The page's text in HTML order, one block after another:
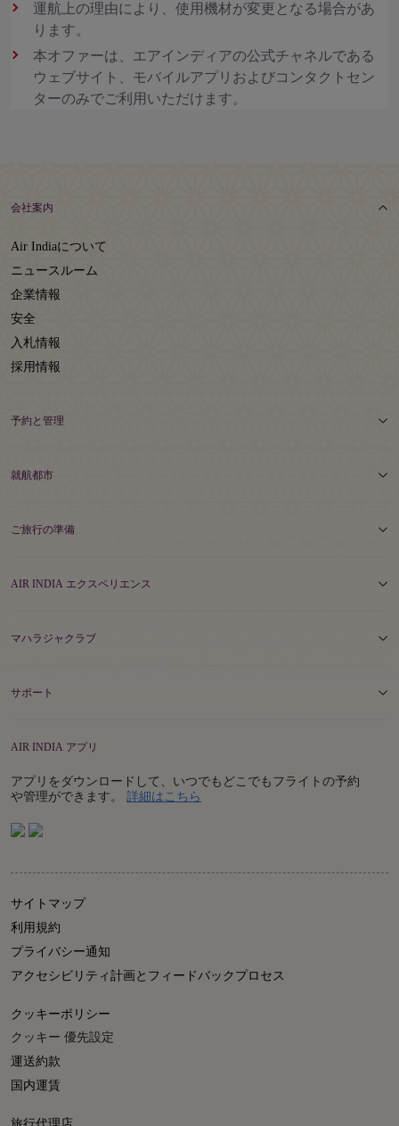
運航上の理由により、使用機材が変更となる場合があ
ります。
本オファーは、エアインディアの公式チャネルである
ウェブサイト、モバイルアプリおよびコンタクトセン
ターのみでご利用いただけます。
会社案内
Air Indiaについて
ニュースルーム
企業情報
安全
入札情報
採用情報
予約と管理
就航都市
ご旅行の準備
AIR INDIA エクスペリエンス
マハラジャクラブ
サポート
AIR INDIA アプリ
アプリをダウンロードして、いつでもどこでもフライトの予約
や管理ができます。 詳細はこちら
サイトマップ
利用規約
プライバシー通知
アクセシビリティ計画とフィードバックプロセス
クッキーポリシー
クッキー 優先設定
運送約款
国内運賃